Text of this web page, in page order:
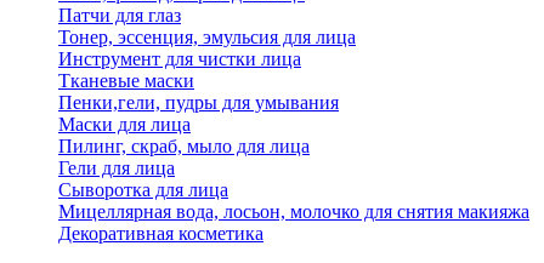
Патчи для глаз
Тонер, эссенция, эмульсия для лица
Инструмент для чистки лица
Тканевые маски
Пенки,гели, пудры для умывания
Маски для лица
Пилинг, скраб, мыло для лица
Гели для лица
Сыворотка для лица
Мицеллярная вода, лосьон, молочко для снятия макияжа
Декоративная косметика